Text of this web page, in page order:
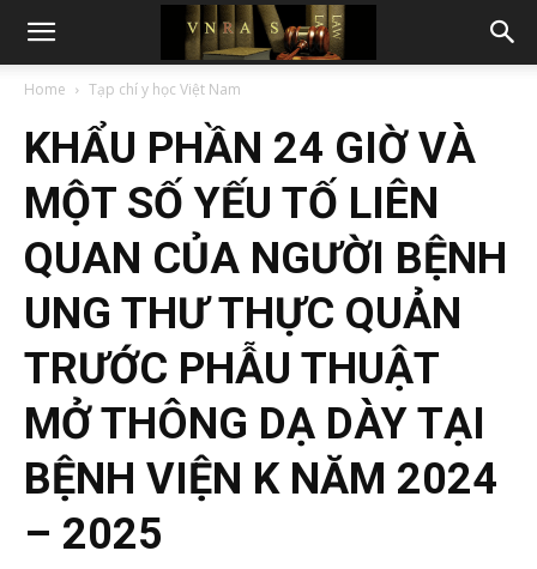
Home Tạp chí y học Việt Nam
KHẨU PHẦN 24 GIỜ VÀ
MỘT SỐ YẾU TỐ LIÊN
QUAN CỦA NGƯỜI BỆNH
UNG THƯ THỰC QUẢN
TRƯỚC PHẪU THUẬT
MỞ THÔNG DẠ DÀY TẠI
BỆNH VIỆN K NĂM 2024
– 2025